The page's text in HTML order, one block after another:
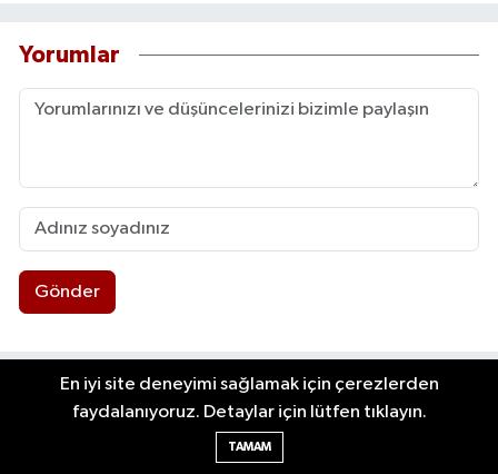
Yorumlar
Gönder
Yazarlar
En iyi site deneyimi sağlamak için çerezlerden
faydalanıyoruz. Detaylar için lütfen tıklayın.
TAMAM